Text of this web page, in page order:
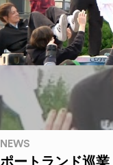
NEWS
ポートランド巡業